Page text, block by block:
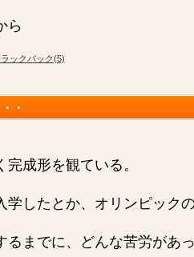
ら
ラックバック(5)
・
完成形を観ている。
学したとか、オリンピック
るまでに、どんな苦労があ